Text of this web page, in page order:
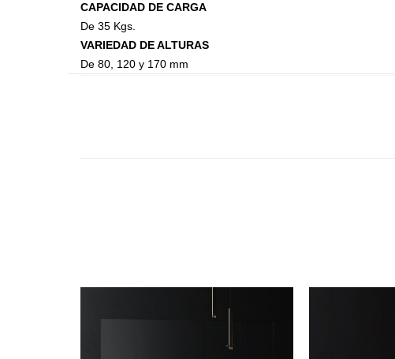
Accesorios de Closet
CAPACIDAD DE CARGA
De 35 Kgs.
VARIEDAD DE ALTURAS
De 80, 120 y 170 mm